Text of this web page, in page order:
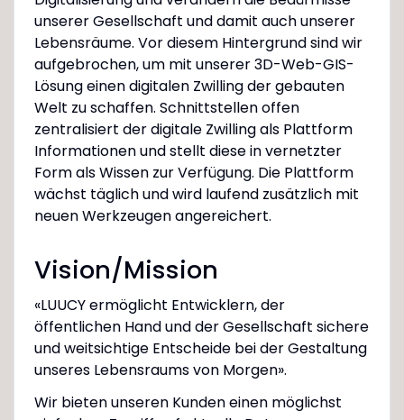
unserer Gesellschaft und damit auch unserer
Lebensräume. Vor diesem Hintergrund sind wir
aufgebrochen, um mit unserer 3D-Web-GIS-
Lösung einen digitalen Zwilling der gebauten
Welt zu schaffen. Schnittstellen offen
zentralisiert der digitale Zwilling als Plattform
Informationen und stellt diese in vernetzter
Form als Wissen zur Verfügung. Die Plattform
wächst täglich und wird laufend zusätzlich mit
neuen Werkzeugen angereichert.
Vision/Mission
«LUUCY ermöglicht Entwicklern, der
öffentlichen Hand und der Gesellschaft sichere
und weitsichtige Entscheide bei der Gestaltung
unseres Lebensraums von Morgen».
Wir bieten unseren Kunden einen möglichst